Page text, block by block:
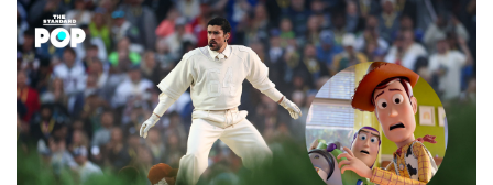
จ่ายสูง
ในเวลาเดียวกัน การเปลี่ยนแปลงที่ผลักดันให้รายได้และกำไร
เพิ่มขึ้น ทำให้เกิดความโกรธแค้นกับ ‘แฟนๆ ที่จงรักภักดี’
รวมถึงผู้ถือบัตรรายปีที่รู้สึกว่าพวกเขากำลังถูกผลักให้ใช้จ่าย
มากขึ้น